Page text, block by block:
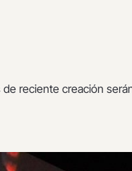
reciente creación